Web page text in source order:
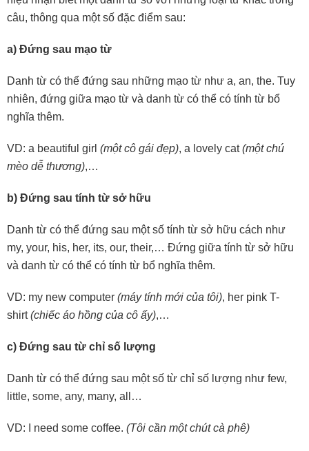
câu, thông qua một số đặc điểm sau:
a) Đứng sau mạo từ
Danh từ có thể đứng sau những mạo từ như a, an, the. Tuy
nhiên, đứng giữa mạo từ và danh từ có thể có tính từ bổ
nghĩa thêm.
VD: a beautiful girl (một cô gái đẹp), a lovely cat(một chú
mèo dễ thương),…
b) Đứng sau tính từ sở hữu
Danh từ có thể đứng sau một số tính từ sở hữu cách như
my, your, his, her, its, our, their,… Đứng giữa tính từ sở hữu
và danh từ có thể có tính từ bổ nghĩa thêm.
VD: my new computer (máy tính mới của tôi), her pink T-
shirt(chiếc áo hồng của cô ấy),…
c) Đứng sau từ chỉ số lượng
Danh từ có thể đứng sau một số từ chỉ số lượng như few,
little, some, any, many, all…
VD: I need some coffee. (Tôi cần một chút cà phê)